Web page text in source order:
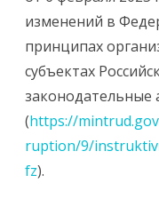
изменений в
принципах
субъектах
законодательные
(https://
ruption/9/
fz).